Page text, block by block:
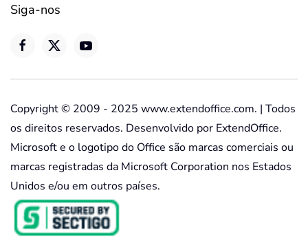
Siga-nos
Copyright © 2009 - 2025 www.extendoffice.com. | Todos
os direitos reservados. Desenvolvido por ExtendOffice.
Microsoft e o logotipo do Office são marcas comerciais ou
marcas registradas da Microsoft Corporation nos Estados
Unidos e/ou em outros países.